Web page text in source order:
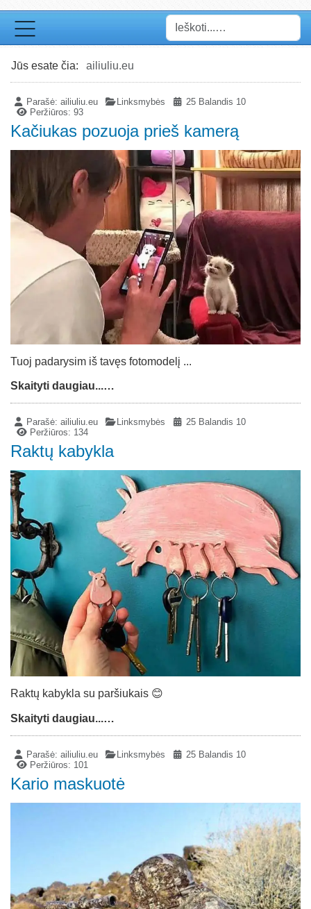
Paieška
Jūs esate čia: ailiuliu.eu
Parašė:ailiuliu.eu Linksmybės
25 Balandis 10
Peržiūros: 93
Kačiukas pozuoja prieš kamerą
Tuoj padarysim iš tavęs fotomodelį ...
Skaityti daugiau...…
Parašė:ailiuliu.eu Linksmybės
25 Balandis 10
Peržiūros: 134
Raktų kabykla
Raktų kabykla su paršiukais 😊
Skaityti daugiau...…
Parašė:ailiuliu.eu Linksmybės
25 Balandis 10
Peržiūros: 101
Kario maskuotė